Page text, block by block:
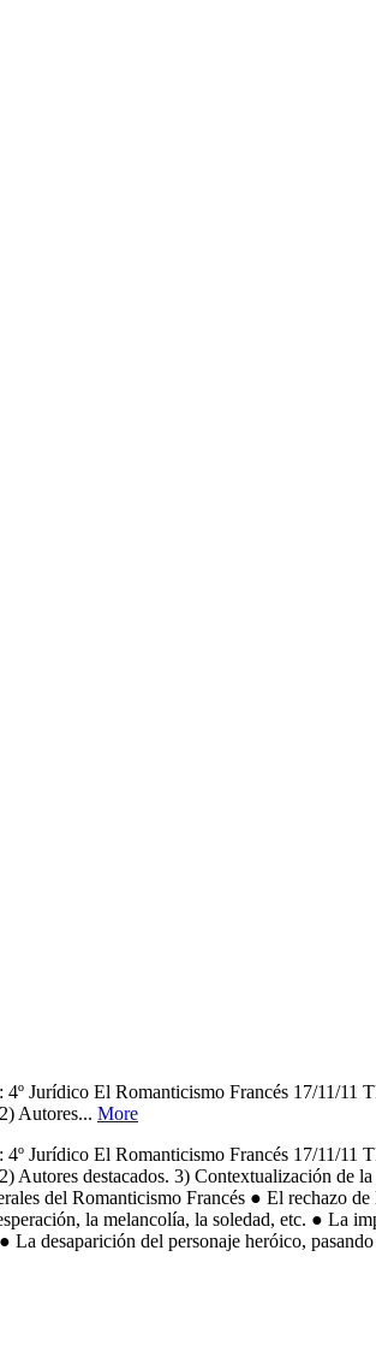
4º Jurídico El Romanticismo Francés 17/
Autores... More
4º Jurídico El Romanticismo Francés 17/
Autores destacados. 3) Contextualización
del Romanticismo Francés ● El rechazo
la melancolía, la soledad, etc. ● La
La desaparición del personaje heróico,